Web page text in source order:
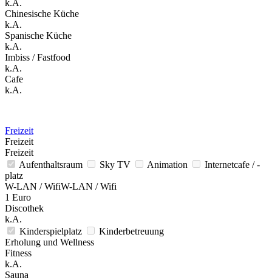
k.A.
Chinesische Küche
k.A.
Spanische Küche
k.A.
Imbiss / Fastfood
k.A.
Cafe
k.A.
Freizeit
Freizeit
Freizeit
Aufenthaltsraum
Sky TV Animation
Internetcafe / -
platz
W-LAN / WifiW-LAN / Wifi
1 Euro
Discothek
k.A.
Kinderspielplatz
Kinderbetreuung
Erholung und Wellness
Fitness
k.A.
Sauna